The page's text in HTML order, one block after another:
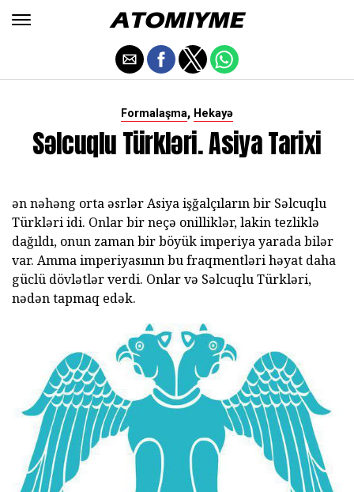
Formalaşma, Hekayə
Səlcuqlu Türkləri. Asiya Tarixi
ən nəhəng orta əsrlər Asiya işğalçıların bir Səlcuqlu
Türkləri idi. Onlar bir neçə onilliklər, lakin tezliklə
dağıldı, onun zaman bir böyük imperiya yarada bilər
var. Amma imperiyasının bu fraqmentləri həyat daha
güclü dövlətlər verdi. Onlar və Səlcuqlu Türkləri,
nədən tapmaq edək.